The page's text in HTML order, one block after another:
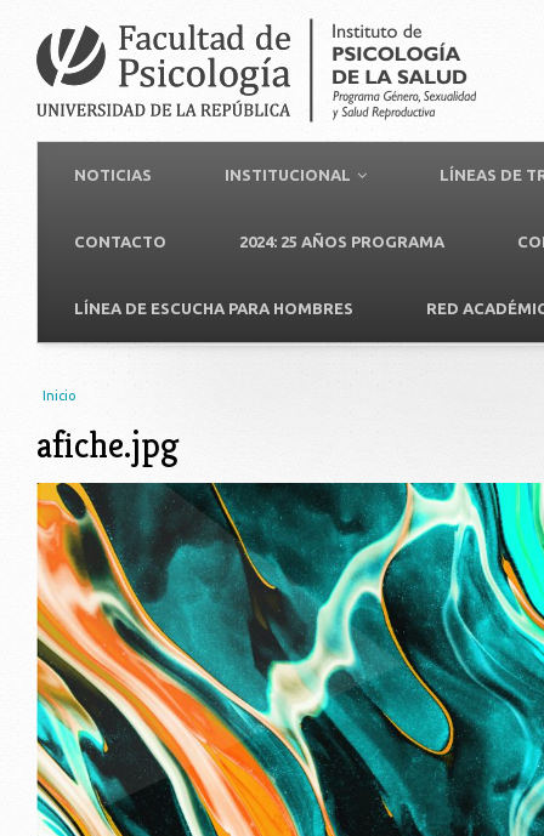
NOTICIAS INSTITUCIONAL LÍNEAS DE
CONTACTO 2024: 25 AÑOS PROGRAMA
LÍNEA DE ESCUCHA PARA HOMBRES RED
Usted está aquí
Inicio
afiche.jpg